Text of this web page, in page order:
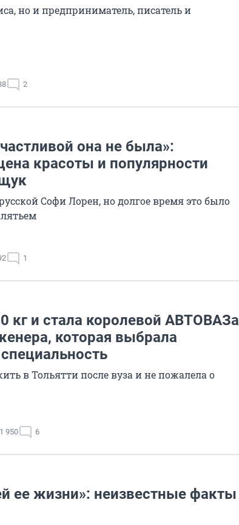
но и предприниматель, писатель и
2
она не была»:
красоты и популярности
Софи Лорен, но долгое время это было
1
кг и стала королевой АВТОВАЗа
которая выбрала
в Тольятти после вуза и не пожалела о
1 950 6
ее жизни»: неизвестные факты